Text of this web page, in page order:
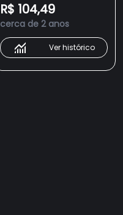
R$ 104,49
cerca de 2 anos
Ver histórico